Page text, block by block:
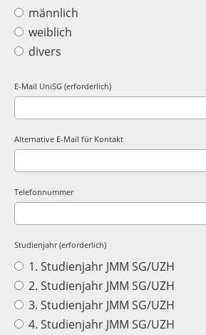
männlich
weiblich
divers
E-Mail UniSG (erforderlich)
Alternative E-Mail für Kontakt
Telefonnummer
Studienjahr (erforderlich)
1. Studienjahr JMM SG/UZH
2. Studienjahr JMM SG/UZH
3. Studienjahr JMM SG/UZH
4. Studienjahr JMM SG/UZH